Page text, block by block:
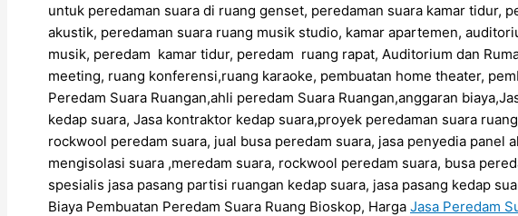
untuk peredaman suara di ruang genset, peredaman suara kamar tidur,
akustik, peredaman suara ruang musik studio, kamar apartemen,
musik, peredam kamar tidur, peredam ruang rapat, Auditorium dan
meeting, ruang konferensi,ruang karaoke, pembuatan home theater,
Peredam Suara Ruangan,ahli peredam Suara Ruangan,anggaran
kedap suara, Jasa kontraktor kedap suara,proyek peredaman suara
rockwool peredam suara, jual busa peredam suara, jasa penyedia
mengisolasi suara ,meredam suara, rockwool peredam suara, busa
spesialis jasa pasang partisi ruangan kedap suara, jasa pasang kedap
Biaya Pembuatan Peredam Suara Ruang Bioskop, Harga Jasa Peredam